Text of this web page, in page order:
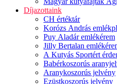
Díjazottaink
CH értéktár
Korózs András
Puy Aladár emlékérem
Jilly Bertalan
A Kutyás Sportért
Babérkoszorús
Aranykoszorús jelvény
Ezüstkoszorús jelvény